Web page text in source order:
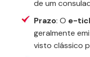
de um
Prazo: O e-
geralmente
visto clássico